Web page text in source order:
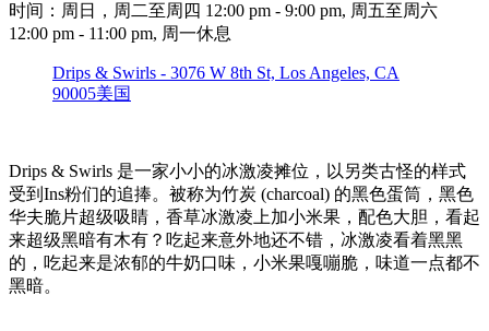
时间：周日，周二至周四 12:00 pm - 9:00 pm, 周五至周六
12:00 pm - 11:00 pm, 周一休息
Drips & Swirls - 3076 W 8th St, Los Angeles, CA
90005美国
Drips & Swirls 是一家小小的冰激凌摊位，以另类古怪的样式
受到Ins粉们的追捧。被称为竹炭 (charcoal) 的黑色蛋筒，黑色
华夫脆片超级吸睛，香草冰激凌上加小米果，配色大胆，看起
来超级黑暗有木有？吃起来意外地还不错，冰激凌看着黑黑
的，吃起来是浓郁的牛奶口味，小米果嘎嘣脆，味道一点都不
黑暗。